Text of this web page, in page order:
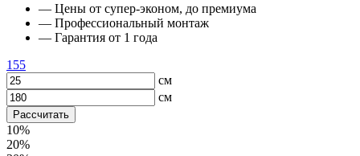
— Цены от супер-эконом, до премиума
— Профессиональный монтаж
— Гарантия от 1 года
155
см
см
Рассчитать
10%
20%